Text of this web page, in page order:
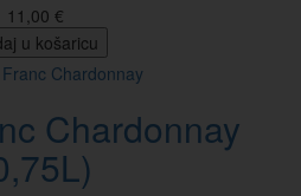
11,00 €
u košaricu
Chardonnay